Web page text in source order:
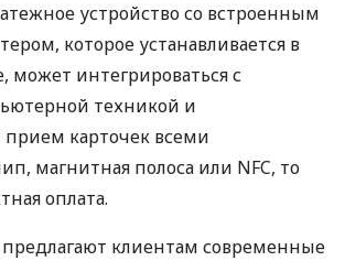
устройство со встроенным
которое устанавливается в
может интегрироваться с
техникой и
карточек всеми
магнитная полоса или NFC, то
оплата.
клиентам современные